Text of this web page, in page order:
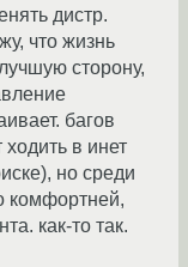
дистр.
что жизнь
сторону,
багов
в инет
но среди
комфортней,
как-то так.